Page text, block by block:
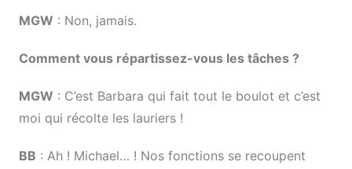
MGW : Non, jamais.
Comment vous répartissez-vous les tâches ?
MGW : C’est Barbara qui fait tout le boulot et c’est
moi qui récolte les lauriers !
BB : Ah ! Michael… ! Nos fonctions se recoupent